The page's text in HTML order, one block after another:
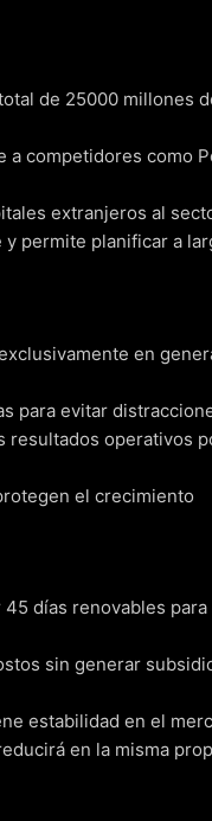
de 25000 millones
competidores como
extranjeros al
permite planificar a
en
para evitar
resultados operativos
el crecimiento
días renovables
sin generar
estabilidad en el
en la misma